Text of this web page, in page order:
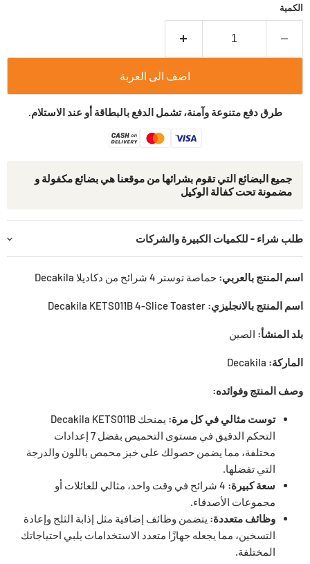
الكمية
اضف الى العربة
طرق دفع متنوعة وآمنة، تشمل الدفع بالبطاقة أو عند الاستلام.
جمیع البضائع التي تقوم بشرائھا من موقعنا ھي بضائع مكفولة و
مضمونة تحت كفالة الوكيل
طلب شراء - للكميات الكبيرة والشركات
اسم المنتج بالعربي: حماصة توستر 4 شرائح من دكاديلا Decakila
اسم المنتج بالانجليزي:
بلد المنشأ: الصين
الماركة:
وصف المنتج وفوائده:
توست مثالي في كل مرة:
يمنحك Decakila KETS011B
التحكم الدقيق في مستوى التحميص بفضل 7 إعدادات
مختلفة، مما يضمن حصولك على خبز محمص باللون والدرجة
التي تفضلها.
سعة كبيرة:
4 شرائح في وقت واحد، مثالي للعائلات أو
مجموعات الأصدقاء.
وظائف متعددة: يتضمن وظائف إضافية مثل إذابة الثلج وإعادة
التسخين، مما يجعله جهازًا متعدد الاستخدامات يلبي احتياجاتك
المختلفة.